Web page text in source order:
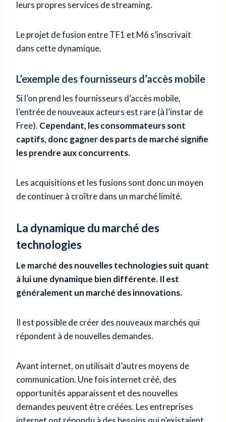
leurs propres services de streaming.
Le projet de fusion entre TF1 et M6 s’inscrivait
dans cette dynamique.
L’exemple des fournisseurs d’accès mobile
Si l’on prend les fournisseurs d’accès mobile,
l’entrée de nouveaux acteurs est rare (à l’instar de
Free). Cependant, les consommateurs sont
captifs, donc gagner des parts de marché signifie
les prendre aux concurrents.
Les acquisitions et les fusions sont donc un moyen
de continuer à croître dans un marché limité.
La dynamique du marché des
technologies
Le marché des nouvelles technologies suit quant
à lui une dynamique bien différente. Il est
généralement un marché des innovations.
Il est possible de créer des nouveaux marchés qui
répondent à de nouvelles demandes.
Avant internet, on utilisait d’autres moyens de
communication. Une fois internet créé, des
opportunités apparaissent et des nouvelles
demandes peuvent être créées. Les entreprises